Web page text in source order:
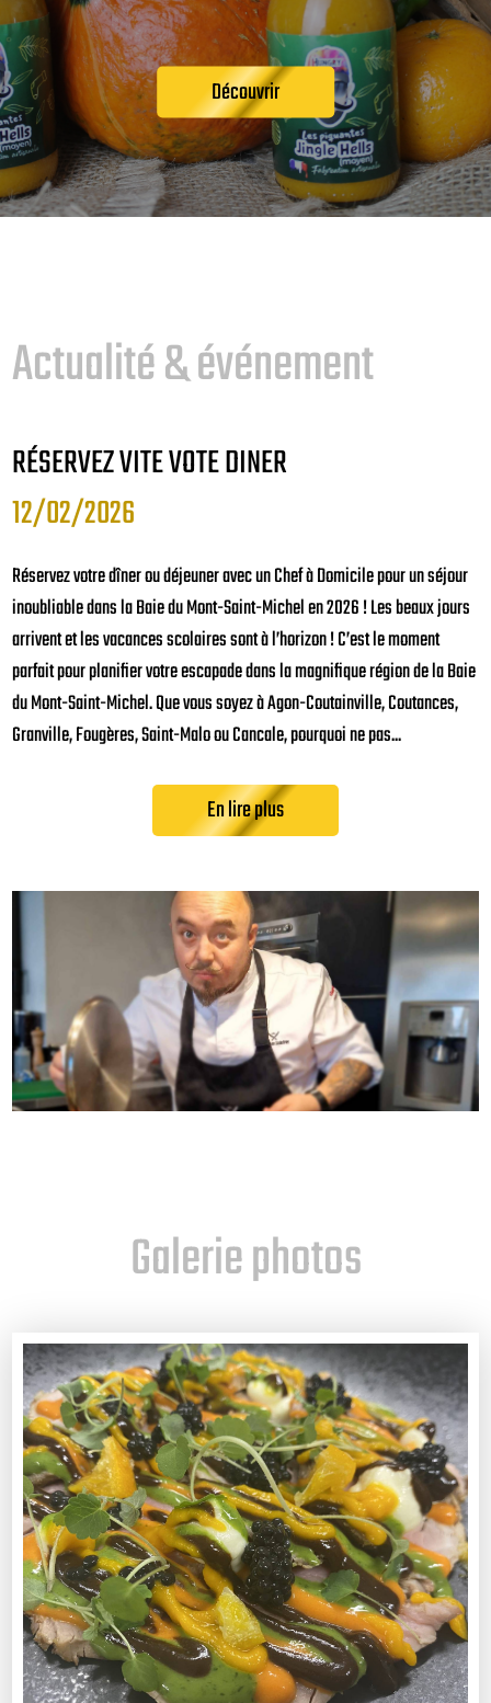
Découvrir
Actualité & événement
ACTUALITÉ DE VOTRE CHEF À DOMICILE À
AVRANCHES
14/11/2024
Bienvenue sur notre site internet. Restez à l'affût de nos actualités !
En lire plus
Actualité & événement
RÉSERVEZ VITE VOTE DINER
12/02/2026
Réservez votre dîner ou déjeuner avec un Chef à Domicile pour un séjour
inoubliable dans la Baie du Mont-Saint-Michel en 2026 ! Les beaux jours
arrivent et les vacances scolaires sont à l’horizon ! C’est le moment
parfait pour planifier votre escapade dans la magnifique région de la Baie
du Mont-Saint-Michel. Que vous soyez à Agon-Coutainville, Coutances,
Granville, Fougères, Saint-Malo ou Cancale, pourquoi ne pas...
En lire plus
Actualité & événement
FÊTE DES PÈRES
07/06/2026
🌶️ Coffret Spécial Fête des Pères – Pour les papas qui ont du caractère !
Cette année, oubliez les cadeaux classiques et offrez une expérience
pleine de saveurs et de sensations. Le Pack Spécial Fête des Pères
Hungry a été imaginé pour tous les papas passionnés de cuisine, de
barbecue et de sauces relevées. Parce qu’un papa exceptionnel mérite un
cadeau qui sort de...
En lire plus
Galerie photos